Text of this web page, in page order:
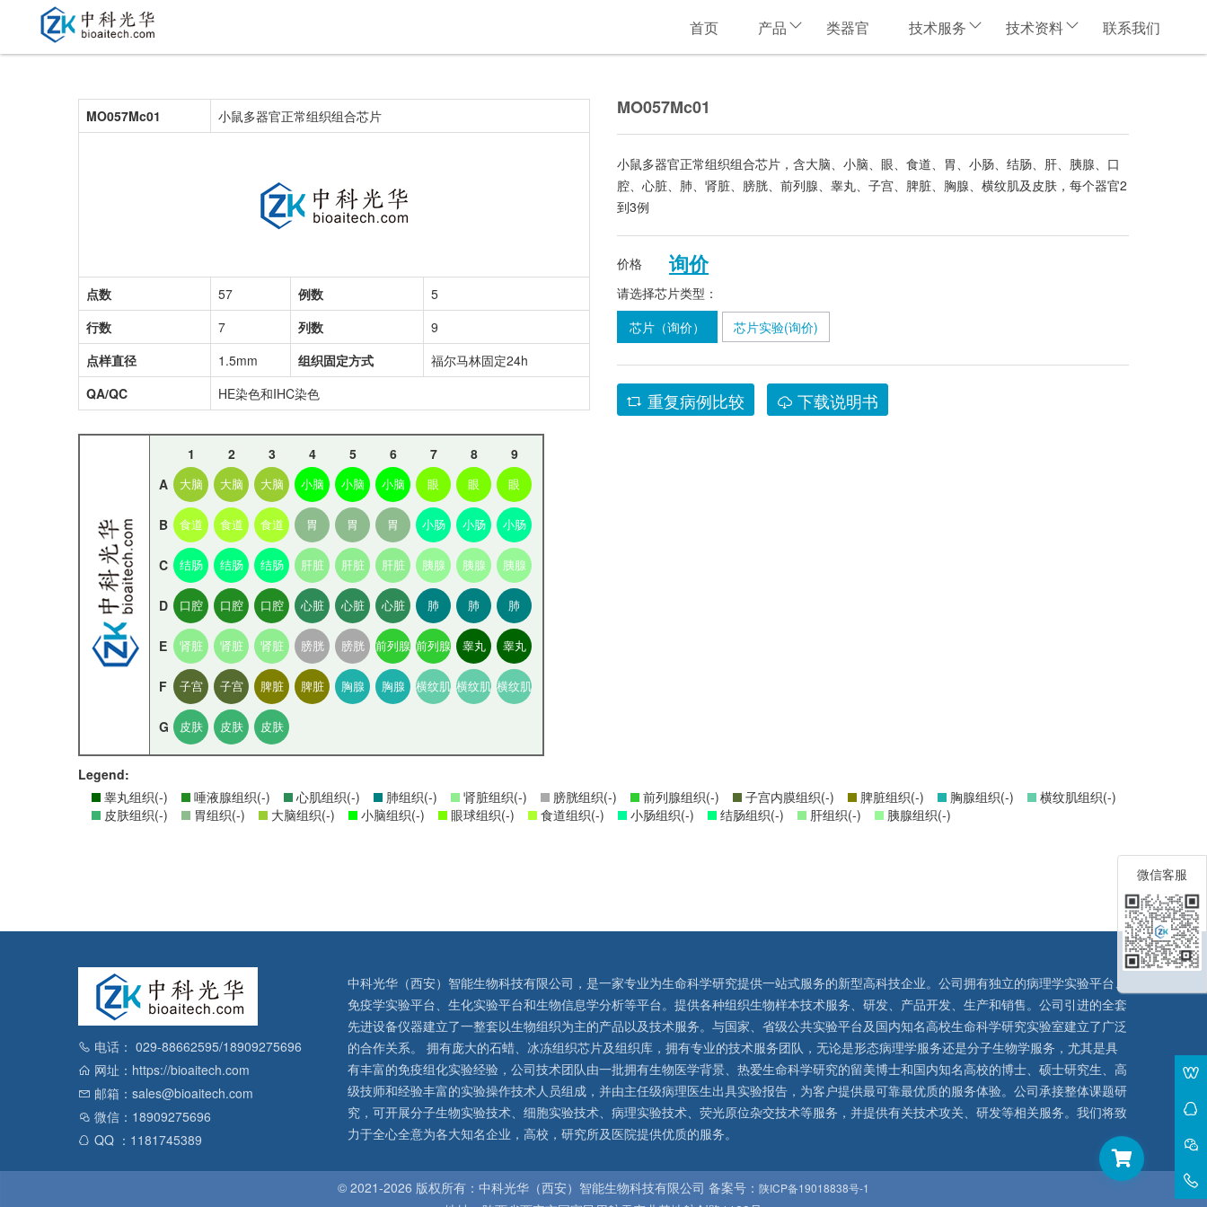
首页 产品 类器官 技术服务 技术资料 联系我们
MO057Mc01 小鼠多器官正常组织组合芯片
点数 57 例数
5
行数
7 列数
9
点样直径
1.5mm 组织固定方式
福尔马林固定24h
QA/QC
HE染色和IHC染色
MO057Mc01
小鼠多器官正常组织组合芯片，含大脑、小脑、眼、食道、胃、小肠、结肠、肝、胰腺、口
腔、心脏、肺、肾脏、膀胱、前列腺、睾丸、子宫、脾脏、胸腺、横纹肌及皮肤，每个器官2
到3例
价格 询价
请选择芯片类型：
芯片（询价）
芯片实验(询价)
重复病例比较 下载说明书
1 2 3 4 5 6 7 8
9
A
大脑 大脑 大脑 小脑 小脑 小脑 眼 眼 眼
B 食道 食道 食道 胃 胃 胃 小肠 小肠 小肠
C 结肠 结肠 结肠 肝脏 肝脏 肝脏 胰腺 胰腺 胰腺
D 口腔 口腔 口腔 心脏 心脏 心脏 肺 肺 肺
E 肾脏 肾脏 肾脏 膀胱 膀胱 前列腺 前列腺 睾丸 睾丸
F 子宫 子宫 脾脏 脾脏 胸腺 胸腺 横纹肌 横纹肌 横纹肌
G 皮肤 皮肤 皮肤
Legend:
睾丸组织(-)
唾液腺组织(-) 心肌组织(-) 肺组织(-) 肾脏组织(-) 膀胱组织(-) 前列腺组织(-) 子宫内膜组织(-) 脾脏组织(-) 胸腺组织(-)
横纹肌组织(-)
皮肤组织(-)
胃组织(-) 大脑组织(-) 小脑组织(-) 眼球组织(-) 食道组织(-) 小肠组织(-) 结肠组织(-) 肝组织(-) 胰腺组织(-)
电话： 029-88662595/18909275696
网址：https://bioaitech.com
邮箱：sales@bioaitech.com
微信：18909275696
QQ ：1181745389
中科光华（西安）智能生物科技有限公司，是一家专业为生命科学研究提供一站式服务的新型高科技企业。公司拥有独立的病理学实验平台、
免疫学实验平台、生化实验平台和生物信息学分析等平台。提供各种组织生物样本技术服务、研发、产品开发、生产和销售。公司引进的全套
先进设备仪器建立了一整套以生物组织为主的产品以及技术服务。与国家、省级公共实验平台及国内知名高校生命科学研究实验室建立了广泛
的合作关系。 拥有庞大的石蜡、冰冻组织芯片及组织库，拥有专业的技术服务团队，无论是形态病理学服务还是分子生物学服务，尤其是具
有丰富的免疫组化实验经验，公司技术团队由一批拥有生物医学背景、热爱生命科学研究的留美博士和国内知名高校的博士、硕士研究生、高
级技师和经验丰富的实验操作技术人员组成，并由主任级病理医生出具实验报告，为客户提供最可靠最优质的服务体验。公司承接整体课题研
究，可开展分子生物实验技术、细胞实验技术、病理实验技术、荧光原位杂交技术等服务，并提供有关技术攻关、研发等相关服务。我们将致
力于全心全意为各大知名企业，高校，研究所及医院提供优质的服务。
© 2021-2026 版权所有：中科光华（西安）智能生物科技有限公司 备案号： 陕ICP备19018838号-1
微信客服